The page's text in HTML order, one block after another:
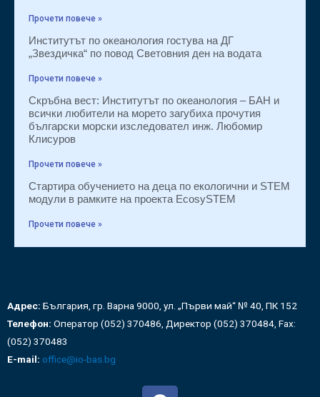
Прочети повече »
Институтът по океанология гостува на ДГ
„Звездичка“ по повод Световния ден на водата
Прочети повече »
Скръбна вест: Институтът по океанология – БАН и
всички любители на морето загубиха прочутия
български морски изследовател инж. Любомир
Клисуров
Прочети повече »
Стартира обучението на деца по екологични и STEM
модули в рамките на проекта EcosySTEM
Прочети повече »
Адрес: България, гр. Варна 9000, ул. „Първи май“ № 40, ПК 152
Телефон: Оператор (052) 370486, Директор (052) 370484, Fax:
(052) 370483
E-mail: office@io-bas.bg